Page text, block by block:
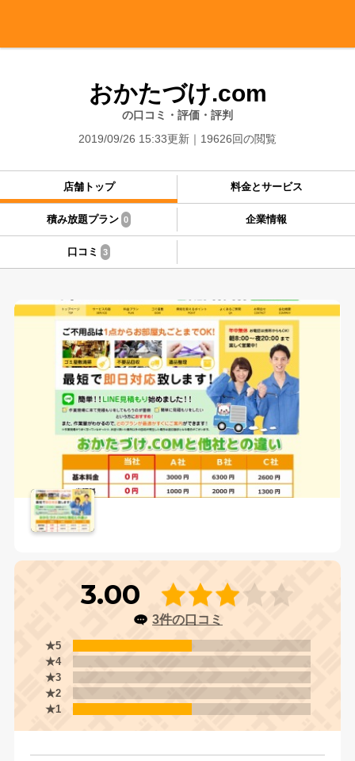
おかたづけ.com
の口コミ・評価・評判
2019/09/26 15:33更新
19626回の閲覧
店舗トップ 料金とサービス
積み放題プラン 0 企業情報
口コミ 3
3.00
3件の口コミ
★5
★4
★3
★2
★1